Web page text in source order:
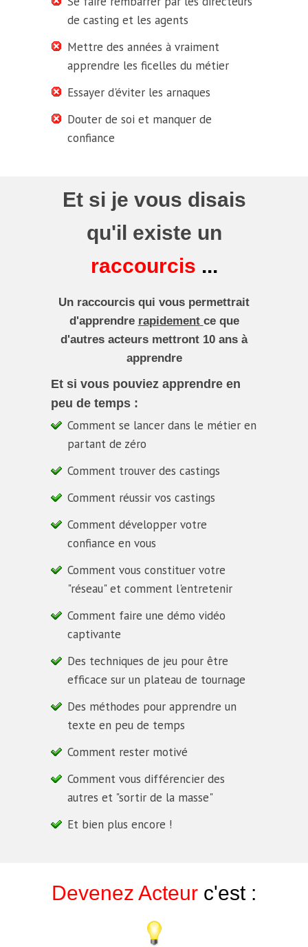
de casting et les agents
Mettre des années à vraiment
apprendre les ficelles du métier
Essayer d'éviter les arnaques
Douter de soi et manquer de
confiance
Et si je vous disais
qu'il existe un
raccourcis ...
Un raccourcis qui vous permettrait
d'apprendre rapidement ce que
d'autres acteurs mettront 10 ans à
apprendre
Et si vous pouviez apprendre en
peu de temps :
Comment se lancer dans le métier en
partant de zéro
Comment trouver des castings
Comment réussir vos castings
Comment développer votre
confiance en vous
Comment vous constituer votre
"réseau" et comment l'entretenir
Comment faire une démo vidéo
captivante
Des techniques de jeu pour être
efficace sur un plateau de tournage
Des méthodes pour apprendre un
texte en peu de temps
Comment rester motivé
Comment vous différencier des
autres et "sortir de la masse"
Et bien plus encore !
Devenez Acteur c'est :